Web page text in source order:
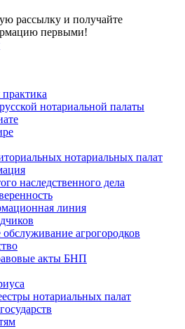
рассылку и получайте
первыми!
нотариальной палаты
нотариальных палат
наследственного дела
линия
агрогородков
акты БНП
нотариальных палат